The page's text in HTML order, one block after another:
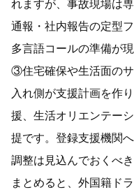
れますが、事故現場は
通報・社内報告の定型
多言語コールの準備が
③住宅確保や生活面の
入れ側が支援計画を作
援、生活オリエンテー
提です。登録支援機関
調整は見込んでおくべき
まとめると、外国籍ド